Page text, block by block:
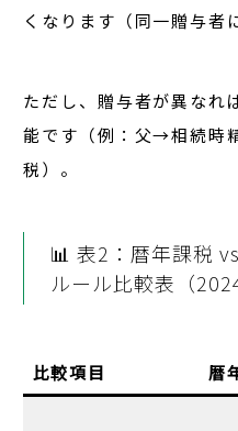
くなります （同一贈与者
ただし、 贈与者が異なれ
能です（例：父→相続時
税）。
📊 表2：暦年課税
ルール比較表（
比較項目 暦